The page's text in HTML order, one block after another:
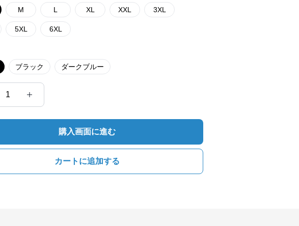
M L XL XXL 3XL
5XL 6XL
ブラック ダークブルー
1
購入画面に進む
カートに追加する